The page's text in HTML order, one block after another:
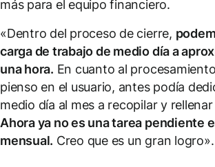
más para el equipo financiero.
«Dentro del proceso de cierre,
carga de trabajo de medio día a
una hora. En cuanto al
pienso en el usuario, antes podía
medio día al mes a recopilar y
Ahora ya no es una tarea pendiente
mensual. Creo que es un gran logro».